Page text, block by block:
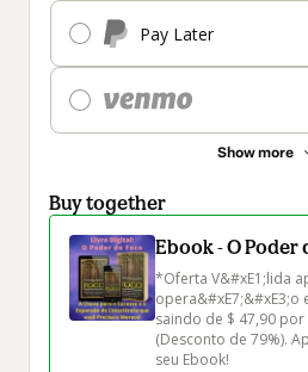
Pay Later
Show more
Buy together
Ebook - O Poder
*Oferta V&#xE1;lida
opera&#xE7;&#xE3;o
saindo de $ 47,90 por
(Desconto de 79%).
seu Ebook!